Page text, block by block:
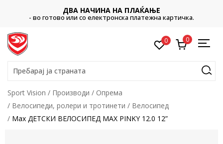
ДВА НАЧИНА НА ПЛАЌАЊЕ
- во готово или со електронска платежна картичка.
0 0
Пребарај ја страната
Sport Vision Производи
Опрема
Велосипеди, ролери и тротинети
Велосипед
Max ДЕТСКИ ВЕЛОСИПЕД MAX PINKY 12.0 12”